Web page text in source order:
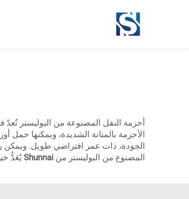
أحزمة النقل المصنوعة من البوليستر
الجودة، ذات عمر افتراضي طويل. ويمكن
المصنوع من البوليستر من Shunnaiيُعَدُّ